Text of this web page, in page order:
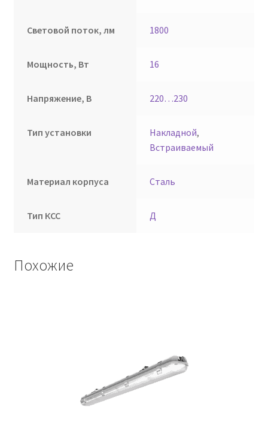
Световой поток, лм 1800
Мощность, Вт 16
Напряжение, В 220…230
Тип установки Накладной,
Встраиваемый
Материал корпуса Сталь
Тип КСС Д
Похожие